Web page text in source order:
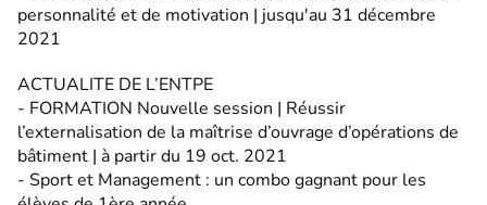
personnalité et de motivation | jusqu'au 31 décembre
2021
ACTUALITE DE L’ENTPE
- FORMATION Nouvelle session | Réussir
l’externalisation de la maîtrise d’ouvrage d’opérations de
bâtiment | à partir du 19 oct. 2021
- Sport et Management : un combo gagnant pour les